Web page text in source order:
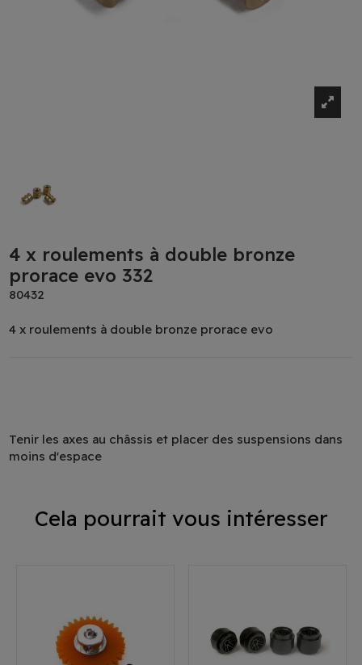
4 x roulements à double bronze
prorace evo 332
80432
4 x roulements à double bronze prorace evo
Tenir les axes au châssis et placer des suspensions dans
moins d'espace
Cela pourrait vous intéresser